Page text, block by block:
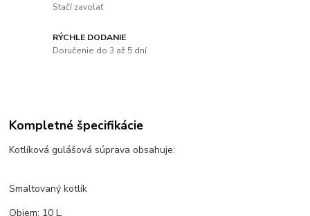
Stačí zavolať
RÝCHLE DODANIE
Doručenie do 3 až 5 dní
Kompletné špecifikácie
Kotlíková gulášová súprava obsahuje:
Smaltovaný kotlík
Objem: 10 L.